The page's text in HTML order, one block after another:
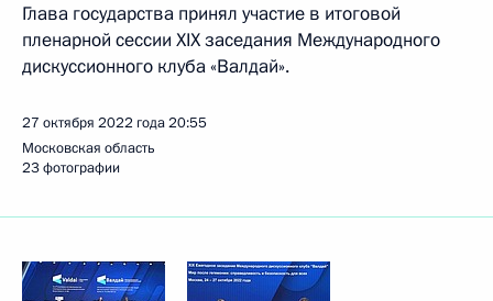
Глава государства принял участие в итоговой
пленарной сессии XIX заседания Международного
дискуссионного клуба «Валдай».
27 октября 2022 года20:55
Московская область
23 фотографии